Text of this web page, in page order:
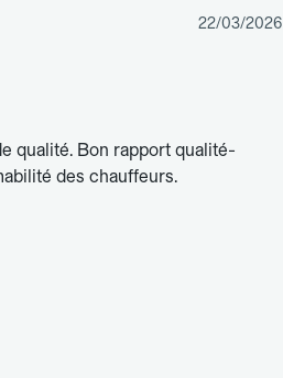
22/03/2026
qualité. Bon rapport qualité-
des chauffeurs.